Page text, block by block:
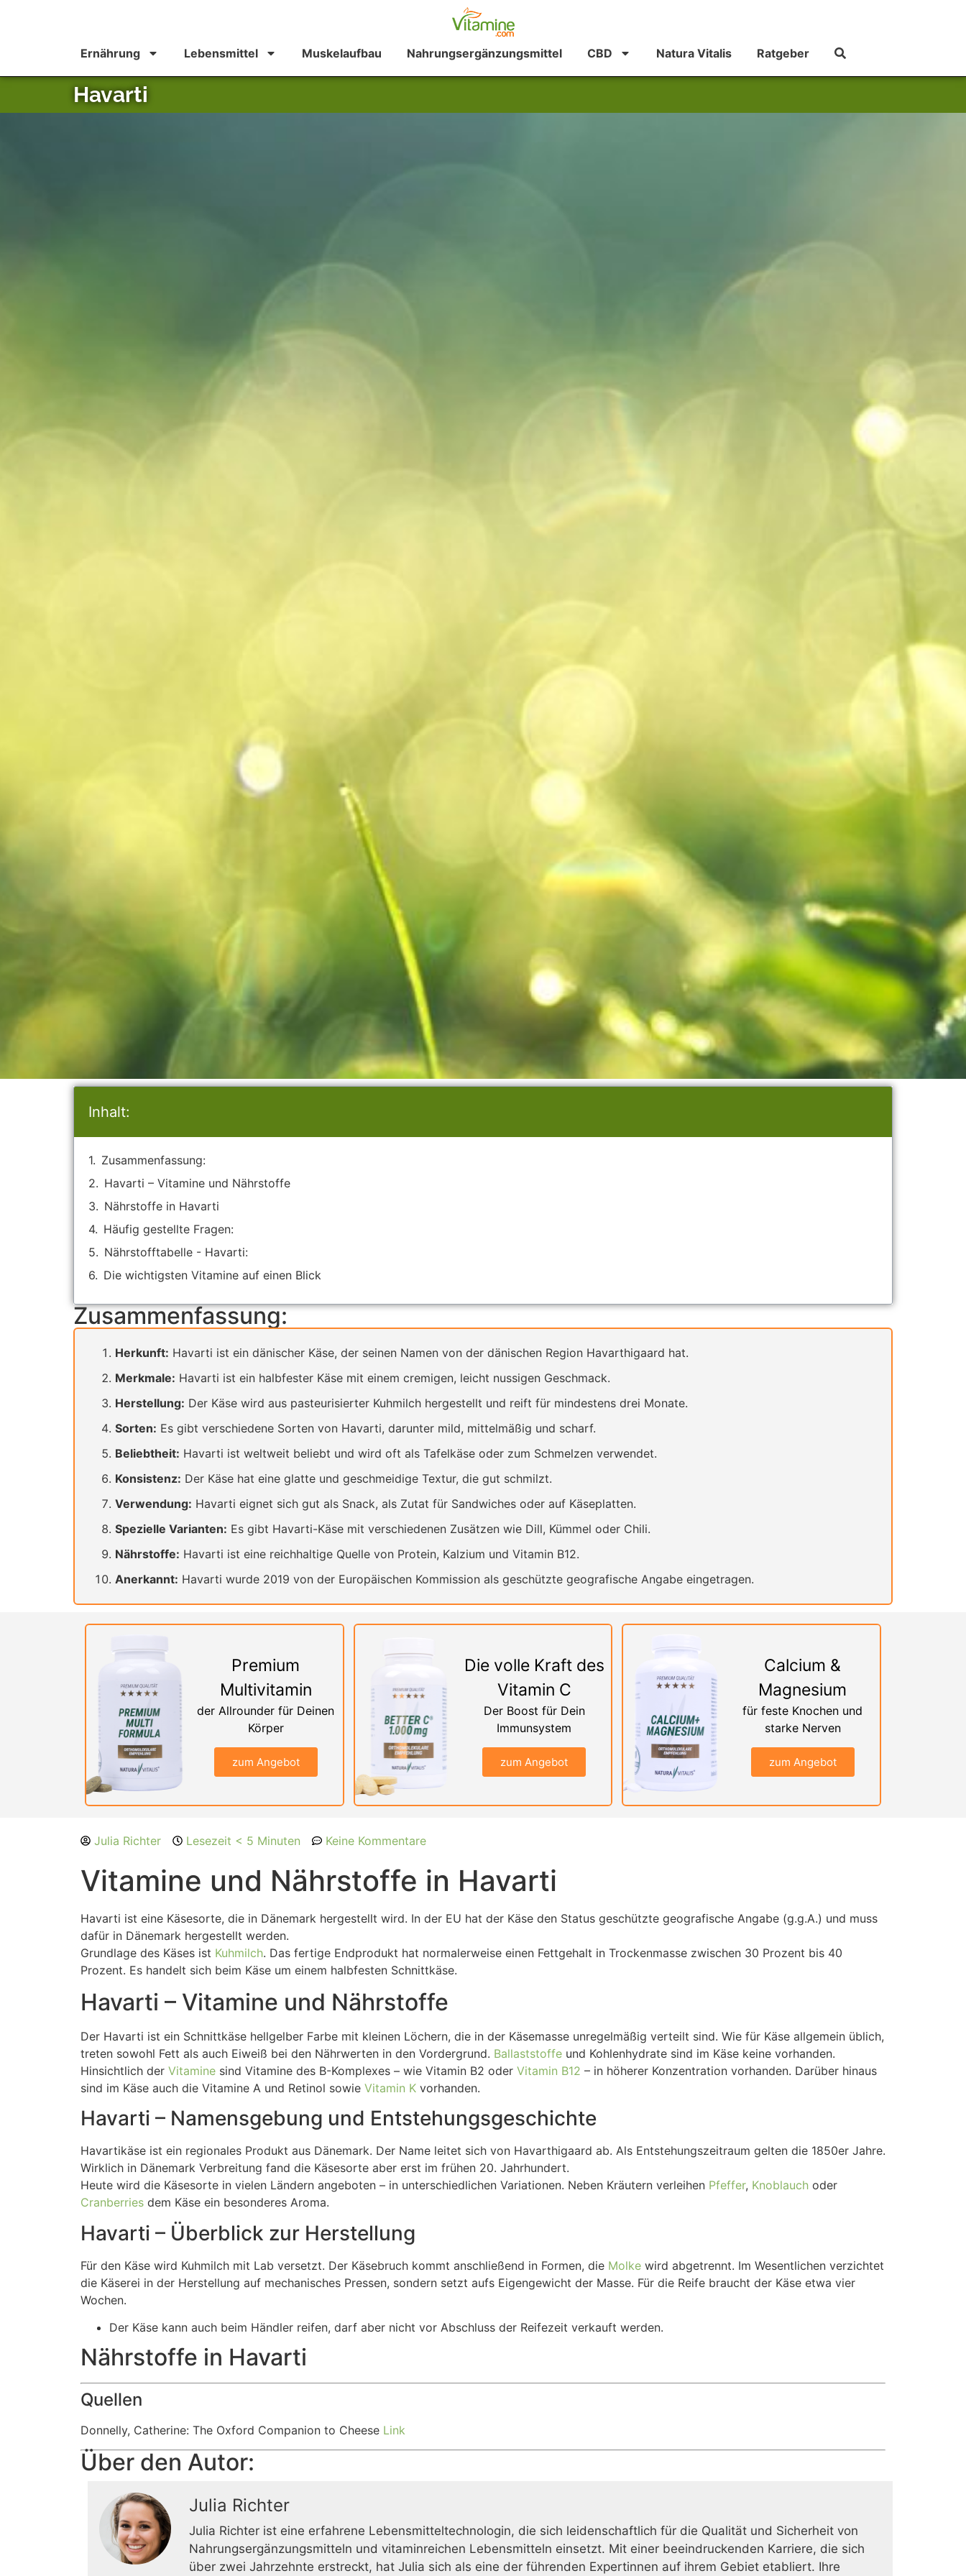
Ernährung Lebensmittel Muskelaufbau Nahrungsergänzungsmittel CBD Natura Vitalis Ratgeber
Havarti
Inhalt:
Zusammenfassung:
Havarti – Vitamine und Nährstoffe
Nährstoffe in Havarti
Häufig gestellte Fragen:
Nährstofftabelle - Havarti:
Die wichtigsten Vitamine auf einen Blick
Zusammenfassung:
Herkunft: Havarti ist ein dänischer Käse, der seinen Namen von der dänischen Region Havarthigaard hat.
Merkmale: Havarti ist ein halbfester Käse mit einem cremigen, leicht nussigen Geschmack.
Herstellung: Der Käse wird aus pasteurisierter Kuhmilch hergestellt und reift für mindestens drei Monate.
Sorten: Es gibt verschiedene Sorten von Havarti, darunter mild, mittelmäßig und scharf.
Beliebtheit: Havarti ist weltweit beliebt und wird oft als Tafelkäse oder zum Schmelzen verwendet.
Konsistenz: Der Käse hat eine glatte und geschmeidige Textur, die gut schmilzt.
Verwendung: Havarti eignet sich gut als Snack, als Zutat für Sandwiches oder auf Käseplatten.
Spezielle Varianten: Es gibt Havarti-Käse mit verschiedenen Zusätzen wie Dill, Kümmel oder Chili.
Nährstoffe: Havarti ist eine reichhaltige Quelle von Protein, Kalzium und Vitamin B12.
Anerkannt: Havarti wurde 2019 von der Europäischen Kommission als geschützte geografische Angabe eingetragen.
Premium
Multivitamin
der Allrounder für Deinen
Körper
zum Angebot
Die volle Kraft des
Vitamin C
Der Boost für Dein
Immunsystem
zum Angebot
Calcium &
Magnesium
für feste Knochen und
starke Nerven
zum Angebot
Julia Richter Lesezeit < 5 Minuten Keine Kommentare
Vitamine und Nährstoffe in Havarti
Havarti ist eine Käsesorte, die in Dänemark hergestellt wird. In der EU hat der Käse den Status geschützte geografische Angabe (g.g.A.) und muss
dafür in Dänemark hergestellt werden.
Grundlage des Käses ist Kuhmilch. Das fertige Endprodukt hat normalerweise einen Fettgehalt in Trockenmasse zwischen 30 Prozent bis 40
Prozent. Es handelt sich beim Käse um einem halbfesten Schnittkäse.
Havarti – Vitamine und Nährstoffe
Der Havarti ist ein Schnittkäse hellgelber Farbe mit kleinen Löchern, die in der Käsemasse unregelmäßig verteilt sind. Wie für Käse allgemein üblich,
treten sowohl Fett als auch Eiweiß bei den Nährwerten in den Vordergrund. Ballaststoffe und Kohlenhydrate sind im Käse keine vorhanden.
Hinsichtlich der Vitamine sind Vitamine des B-Komplexes – wie Vitamin B2 oder Vitamin B12 – in höherer Konzentration vorhanden. Darüber hinaus
sind im Käse auch die Vitamine A und Retinol sowie Vitamin K vorhanden.
Havarti – Namensgebung und Entstehungsgeschichte
Havartikäse ist ein regionales Produkt aus Dänemark. Der Name leitet sich von Havarthigaard ab. Als Entstehungszeitraum gelten die 1850er Jahre.
Wirklich in Dänemark Verbreitung fand die Käsesorte aber erst im frühen 20. Jahrhundert.
Heute wird die Käsesorte in vielen Ländern angeboten – in unterschiedlichen Variationen. Neben Kräutern verleihen Pfeffer, Knoblauch oder
Cranberries dem Käse ein besonderes Aroma.
Havarti – Überblick zur Herstellung
Für den Käse wird Kuhmilch mit Lab versetzt. Der Käsebruch kommt anschließend in Formen, die Molke wird abgetrennt. Im Wesentlichen verzichtet
die Käserei in der Herstellung auf mechanisches Pressen, sondern setzt aufs Eigengewicht der Masse. Für die Reife braucht der Käse etwa vier
Wochen.
Der Käse kann auch beim Händler reifen, darf aber nicht vor Abschluss der Reifezeit verkauft werden.
Nährstoffe in Havarti
Quellen
Donnelly, Catherine: The Oxford Companion to Cheese Link
Über den Autor:
Julia Richter
Julia Richter ist eine erfahrene Lebensmitteltechnologin, die sich leidenschaftlich für die Qualität und Sicherheit von
Nahrungsergänzungsmitteln und vitaminreichen Lebensmitteln einsetzt. Mit einer beeindruckenden Karriere, die sich
über zwei Jahrzehnte erstreckt, hat Julia sich als eine der führenden Expertinnen auf ihrem Gebiet etabliert. Ihre